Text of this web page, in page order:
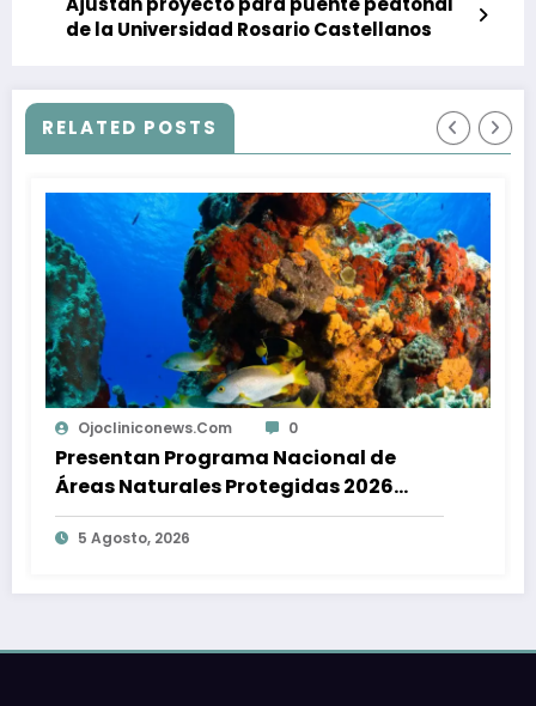
de la Universidad Rosario Castellanos
RELATED POSTS
0
Programa Nacional de
Naturales Protegidas 2026
para México
2026